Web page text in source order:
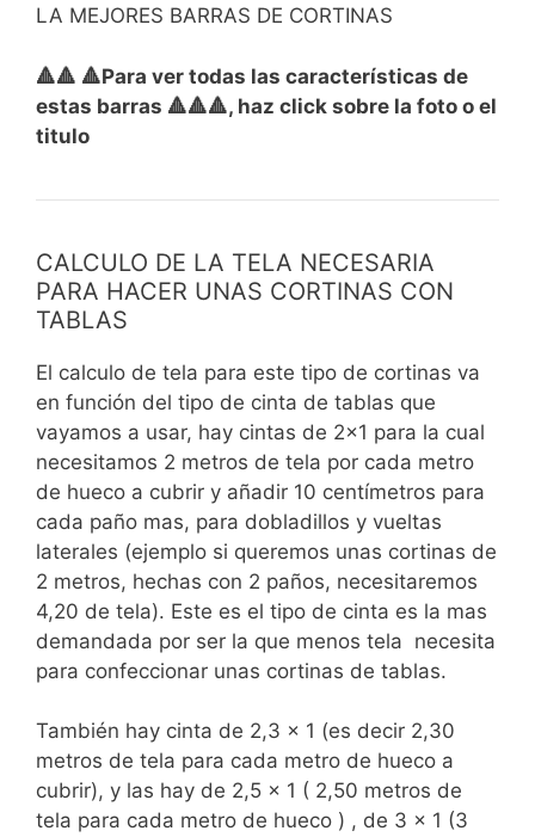
LA MEJORES BARRAS DE CORTINAS
🔺🔺 🔺Para ver todas las características de
estas barras 🔺🔺🔺, haz click sobre la foto o el
titulo
CALCULO DE LA TELA NECESARIA
PARA HACER UNAS CORTINAS CON
TABLAS
El calculo de tela para este tipo de cortinas va
en función del tipo de cinta de tablas que
vayamos a usar, hay cintas de 2x1 para la cual
necesitamos 2 metros de tela por cada metro
de hueco a cubrir y añadir 10 centímetros para
cada paño mas, para dobladillos y vueltas
laterales (ejemplo si queremos unas cortinas de
2 metros, hechas con 2 paños, necesitaremos
4,20 de tela). Este es el tipo de cinta es la mas
demandada por ser la que menos tela necesita
para confeccionar unas cortinas de tablas.
También hay cinta de 2,3 x 1 (es decir 2,30
metros de tela para cada metro de hueco a
cubrir), y las hay de 2,5 x 1 ( 2,50 metros de
tela para cada metro de hueco ) , de 3 x 1 (3